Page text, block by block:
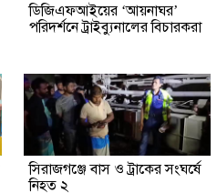
ডিজিএফআইয়ের ‘আয়নাঘর’
পরিদর্শনে ট্রাইব্যুনালের বিচারকরা
সিরাজগঞ্জে বাস ও ট্রাকের সংঘর্ষে
নিহত ২